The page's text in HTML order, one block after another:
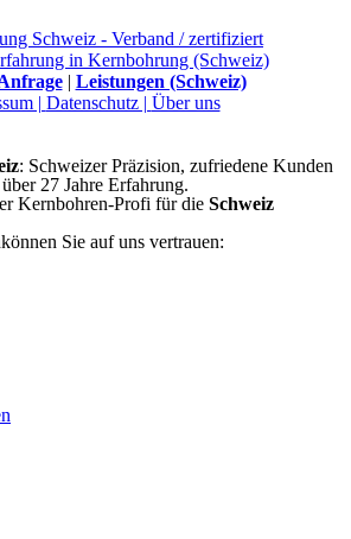
| Leistungen (Schweiz)
| Datenschutz | Über uns
: Schweizer Präzision, zufriedene Kunden
27 Jahre Erfahrung.
Kernbohren-Profi für die Schweiz
Sie auf uns vertrauen: